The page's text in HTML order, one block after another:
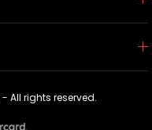
All rights reserved.